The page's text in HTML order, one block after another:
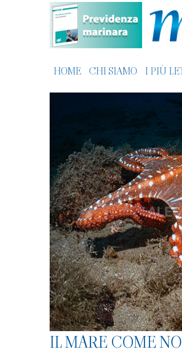
HOME CHI SIAMO I PIÙ
IL MARE COME